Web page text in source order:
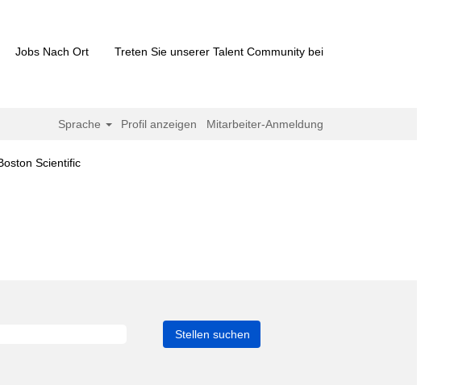
Jobs Nach Ort Treten Sie unserer Talent Community bei
Sprache Profil anzeigen Mitarbeiter-Anmeldung
Scientific(aktuelle